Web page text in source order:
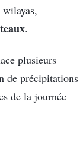
.
plusieurs
de précipitations
de la journée